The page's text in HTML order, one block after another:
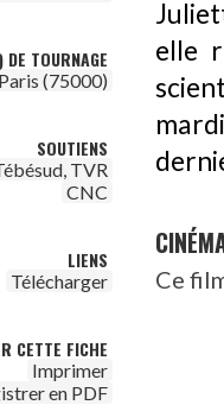
DE TOURNAGE
Paris (75000)
SOUTIENS
TVR
CNC
LIENS
Télécharger
CETTE FICHE
Imprimer
en PDF
elle
Ce